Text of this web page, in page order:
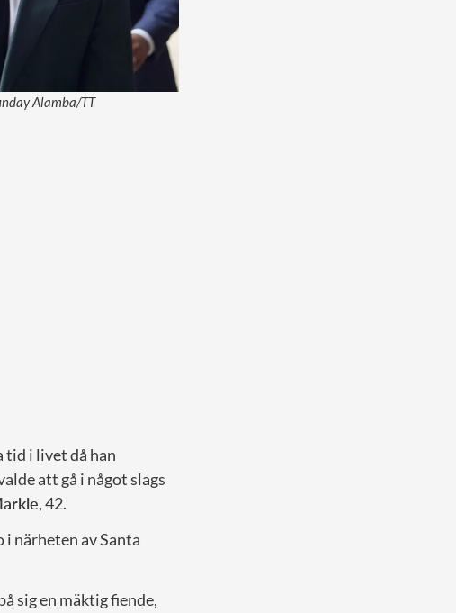
Alamba/TT
i livet då han
att gå i något slags
, 42.
närheten av Santa
sig en mäktig fiende,